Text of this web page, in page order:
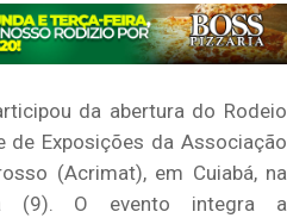
da abertura do Rodeio
de Exposições da Associação
(Acrimat), em Cuiabá, na
(9). O evento integra a